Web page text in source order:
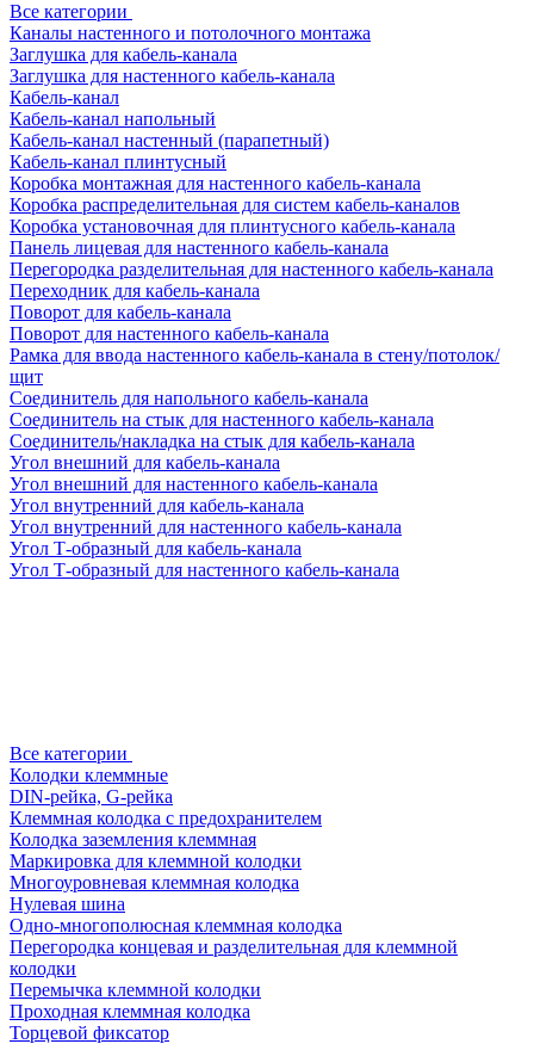
Все категории
Каналы настенного и потолочного монтажа
Заглушка для кабель-канала
Заглушка для настенного кабель-канала
Кабель-канал
Кабель-канал напольный
Кабель-канал настенный (парапетный)
Кабель-канал плинтусный
Коробка монтажная для настенного кабель-канала
Коробка распределительная для систем кабель-каналов
Коробка установочная для плинтусного кабель-канала
Панель лицевая для настенного кабель-канала
Перегородка разделительная для настенного кабель-канала
Переходник для кабель-канала
Поворот для кабель-канала
Поворот для настенного кабель-канала
Рамка для ввода настенного кабель-канала в стену/потолок/
щит
Соединитель для напольного кабель-канала
Соединитель на стык для настенного кабель-канала
Соединитель/накладка на стык для кабель-канала
Угол внешний для кабель-канала
Угол внешний для настенного кабель-канала
Угол внутренний для кабель-канала
Угол внутренний для настенного кабель-канала
Угол Т-образный для кабель-канала
Угол Т-образный для настенного кабель-канала
Все категории
Колодки клеммные
DIN-рейка, G-рейка
Клеммная колодка с предохранителем
Колодка заземления клеммная
Маркировка для клеммной колодки
Многоуровневая клеммная колодка
Нулевая шина
Одно-многополюсная клеммная колодка
Перегородка концевая и разделительная для клеммной
колодки
Перемычка клеммной колодки
Проходная клеммная колодка
Торцевой фиксатор